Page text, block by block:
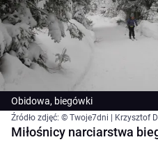
Obidowa, biegówki
Źródło zdjęć: © Twoje7dni | Krzysztof
Miłośnicy narciarstwa